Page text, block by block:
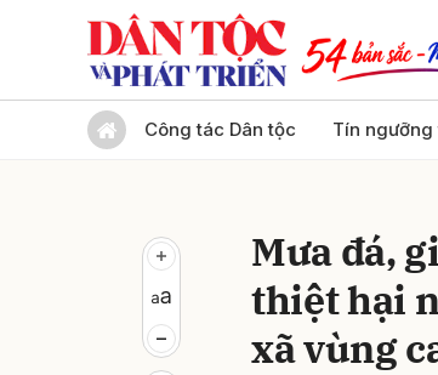
Công tác Dân tộc Tín
Mưa đá,
thiệt hại
xã vùng